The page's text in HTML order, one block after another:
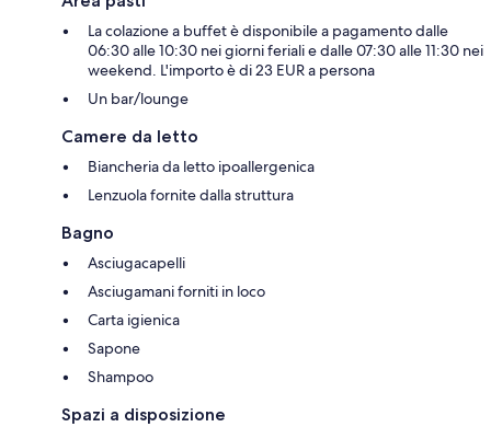
La colazione a buffet è disponibile a pagamento dalle
06:30 alle 10:30 nei giorni feriali e dalle 07:30 alle 11:30 nei
weekend. L'importo è di 23 EUR a persona
Un bar/lounge
Camere da letto
Biancheria da letto ipoallergenica
Lenzuola fornite dalla struttura
Bagno
Asciugacapelli
Asciugamani forniti in loco
Carta igienica
Sapone
Shampoo
Spazi a disposizione